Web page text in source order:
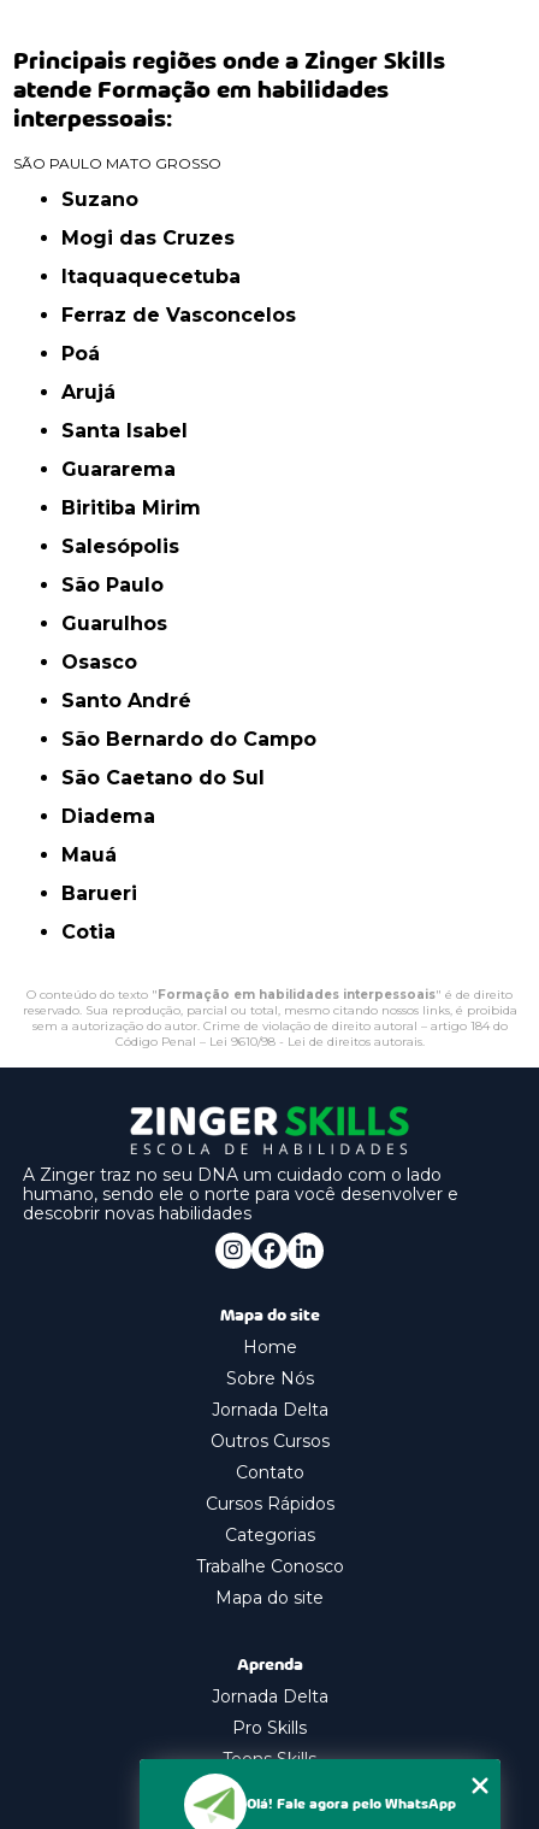
Principais regiões onde a Zinger Skills
atende Formação em habilidades
interpessoais:
SÃO PAULO MATO GROSSO
Suzano
Mogi das Cruzes
Itaquaquecetuba
Ferraz de Vasconcelos
Poá
Arujá
Santa Isabel
Guararema
Biritiba Mirim
Salesópolis
São Paulo
Guarulhos
Osasco
Santo André
São Bernardo do Campo
São Caetano do Sul
Diadema
Mauá
Barueri
Cotia
O conteúdo do texto "Formação em habilidades interpessoais" é de direito
reservado. Sua reprodução, parcial ou total, mesmo citando nossos links, é proibida
sem a autorização do autor. Crime de violação de direito autoral – artigo 184 do
Código Penal – Lei 9610/98 - Lei de direitos autorais.
A Zinger traz no seu DNA um cuidado com o lado
humano, sendo ele o norte para você desenvolver e
descobrir novas habilidades
Mapa do site
Home
Sobre Nós
Jornada Delta
Outros Cursos
Contato
Cursos Rápidos
Categorias
Trabalhe Conosco
Mapa do site
Aprenda
Jornada Delta
Pro Skills
Teens Skills
In Company
Olá! Fale agora pelo WhatsApp